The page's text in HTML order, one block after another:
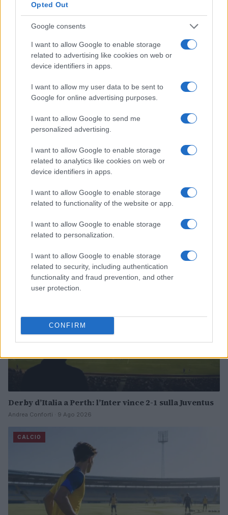
Opted Out
Google consents
I want to allow Google to enable storage
related to advertising like cookies on web or
device identifiers in apps.
I want to allow my user data to be sent to
Google for online advertising purposes.
I want to allow Google to send me
personalized advertising.
I want to allow Google to enable storage
related to analytics like cookies on web or
device identifiers in apps.
I want to allow Google to enable storage
related to functionality of the website or app.
I want to allow Google to enable storage
related to personalization.
I want to allow Google to enable storage
related to security, including authentication
functionality and fraud prevention, and other
user protection.
CONFIRM
Continua a leggere
CALCIO
Derby d’Italia a Perth: l’Inter vince 2-1 sulla Juventus
Andrea Conforti · 9 Ago 2026
CALCIO